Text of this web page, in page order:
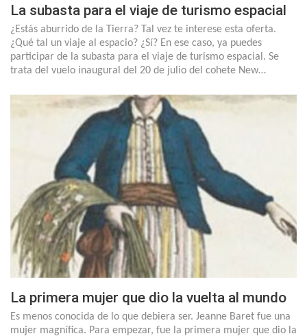
La subasta para el viaje de turismo espacial
¿Estás aburrido de la Tierra? Tal vez te interese esta oferta.
¿Qué tal un viaje al espacio? ¿Sí? En ese caso, ya puedes
participar de la subasta para el viaje de turismo espacial. Se
trata del vuelo inaugural del 20 de julio del cohete New…
La primera mujer que dio la vuelta al mundo
Es menos conocida de lo que debiera ser. Jeanne Baret fue una
mujer magnífica. Para empezar, fue la primera mujer que dio la